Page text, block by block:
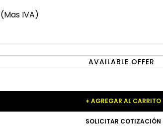
(Mas IVA)
AVAILABLE OFFER
+ AGREGAR AL CARRITO
SOLICITAR COTIZACIÓN